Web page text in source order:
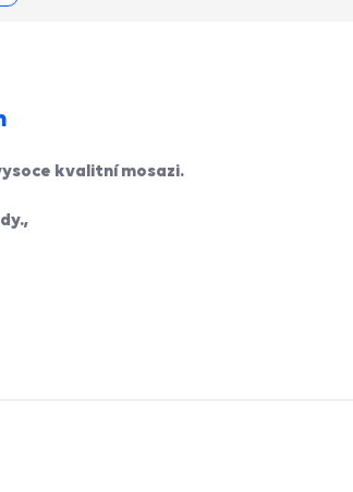
kvalitní mosazi.